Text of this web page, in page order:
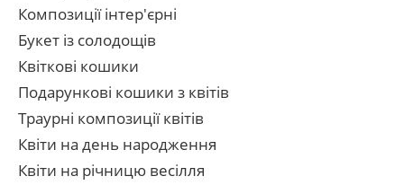
Композиції інтер'єрні
Букет із солодощів
Квіткові кошики
Подарункові кошики з квітів
Траурні композиції квітів
Квіти на день народження
Квіти на річницю весілля